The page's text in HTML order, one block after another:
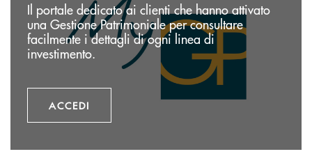
Il portale dedicato ai clienti che hanno attivato
una Gestione Patrimoniale per consultare
facilmente i dettagli di ogni linea di
investimento.
ACCEDI